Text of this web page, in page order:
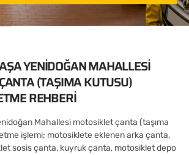
YENIDOĞAN MAHALLESI
(TAŞIMA KUTUSU)
REHBERI
Mahallesi motosiklet çanta (taşıma
işlemi; motosiklete eklenen arka çanta,
sosis çanta, kuyruk çanta, motosiklet depo